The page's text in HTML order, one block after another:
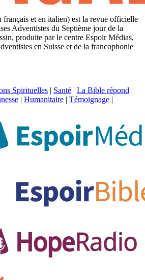
français et en italien) est la revue officielle
Adventistes du Septième jour de la
produite par le centre Espoir Médias,
en Suisse et de la francophonie
Spirituelles | Santé | La Bible répond |
| Humanitaire | Témoignage |